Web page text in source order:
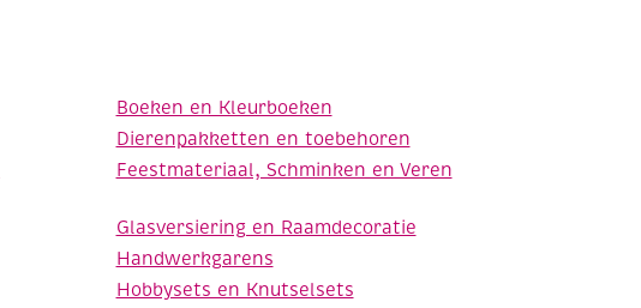
Boeken en Kleurboeken
Dierenpakketten en toebehoren
Feestmateriaal, Schminken en Veren
Glasversiering en Raamdecoratie
Handwerkgarens
Hobbysets en Knutselsets